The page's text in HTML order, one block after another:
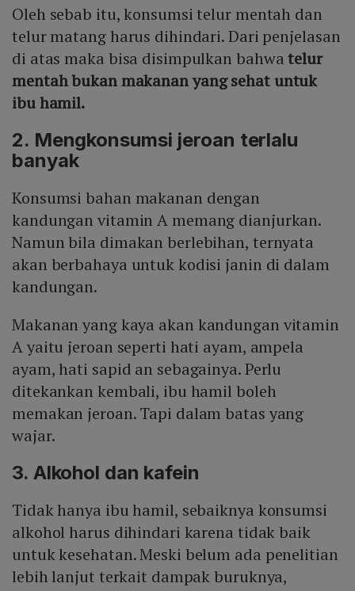
Oleh sebab itu, konsumsi telur mentah dan
telur matang harus dihindari. Dari penjelasan
di atas maka bisa disimpulkan bahwatelur
mentah bukan makanan yang sehat untuk
ibu hamil.
2. Mengkonsumsi jeroan terlalu
banyak
Konsumsi bahan makanan dengan
kandungan vitamin A memang dianjurkan.
Namun bila dimakan berlebihan, ternyata
akan berbahaya untuk kodisi janin di dalam
kandungan.
Makanan yang kaya akan kandungan vitamin
A yaitu jeroan seperti hati ayam, ampela
ayam, hati sapid an sebagainya. Perlu
ditekankan kembali, ibu hamil boleh
memakan jeroan. Tapi dalam batas yang
wajar.
3. Alkohol dan kafein
Tidak hanya ibu hamil, sebaiknya konsumsi
alkohol harus dihindari karena tidak baik
untuk kesehatan. Meski belum ada penelitian
lebih lanjut terkait dampak buruknya,